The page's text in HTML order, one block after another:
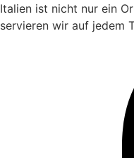
Italien ist nicht nur ein
servieren wir auf jedem